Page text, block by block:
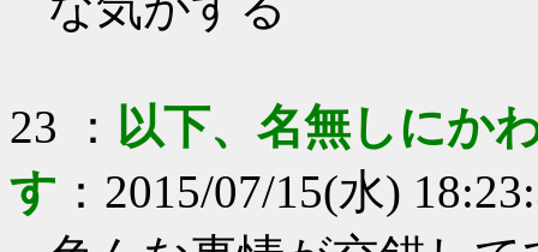
23 ： 以下、名無しにか
す ： 2015/07/15(水)